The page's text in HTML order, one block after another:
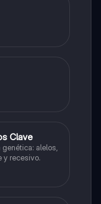
Clave
alelos,
y recesivo.